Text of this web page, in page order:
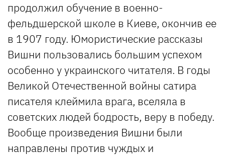
продолжил обучение в военно-
фельдшерской школе в Киеве, окончив ее
в 1907 году. Юмористические рассказы
Вишни пользовались большим успехом
особенно у украинского читателя. В годы
Великой Отечественной войны сатира
писателя клеймила врага, вселяла в
советских людей бодрость, веру в победу.
Вообще произведения Вишни были
направлены против чуждых и